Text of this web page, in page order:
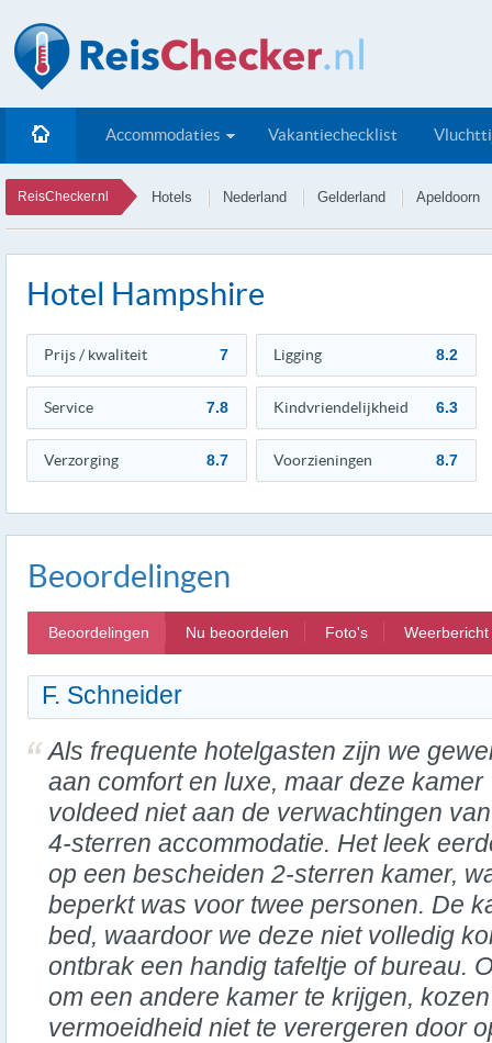
Accommodaties Vakantiechecklist
ReisChecker.nl Hotels Nederland Gelderland Apeldoorn
Hotel Hampshire
Prijs / kwaliteit 7 Ligging 8.2
Service 7.8 Kindvriendelijkheid 6.3
Verzorging 8.7 Voorzieningen 8.7
Beoordelingen
Beoordelingen Nu beoordelen Foto's Weerbericht
F. Schneider
Als frequente hotelgasten zijn we
aan comfort en luxe, maar deze kamer
voldeed niet aan de verwachtingen
4-sterren accommodatie. Het leek
op een bescheiden 2-sterren kamer,
beperkt was voor twee personen. De
bed, waardoor we deze niet volledig
ontbrak een handig tafeltje of bureau.
om een andere kamer te krijgen,
vermoeidheid niet te verergeren door